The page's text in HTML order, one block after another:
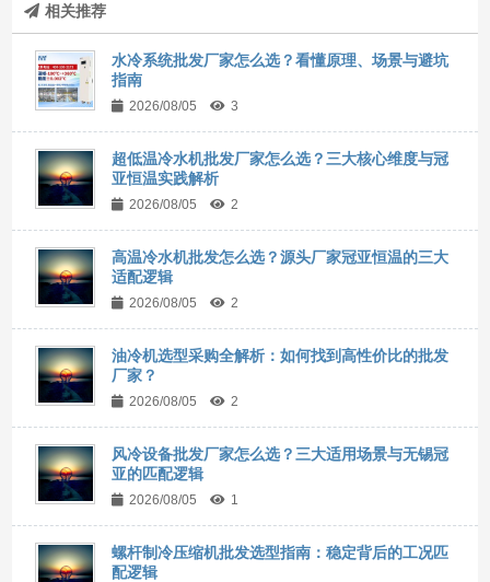
相关推荐
水冷系统批发厂家怎么选？看懂原理、场景与避坑
指南
2026/08/05 3
超低温冷水机批发厂家怎么选？三大核心维度与冠
亚恒温实践解析
2026/08/05 2
高温冷水机批发怎么选？源头厂家冠亚恒温的三大
适配逻辑
2026/08/05 2
油冷机选型采购全解析：如何找到高性价比的批发
厂家？
2026/08/05 2
风冷设备批发厂家怎么选？三大适用场景与无锡冠
亚的匹配逻辑
2026/08/05 1
螺杆制冷压缩机批发选型指南：稳定背后的工况匹
配逻辑